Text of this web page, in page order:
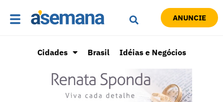
ANUNCIE
Cidades Brasil Idéias e Negócios